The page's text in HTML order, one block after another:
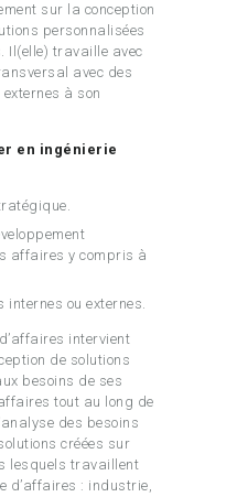
sur la conception
personnalisées
Il(elle) travaille avec
avec des
à son
en ingénierie
affaires y compris à
internes ou externes.
intervient
de solutions
besoins de ses
tout au long de
des besoins
créées sur
lesquels travaillent
d’affaires : industrie,